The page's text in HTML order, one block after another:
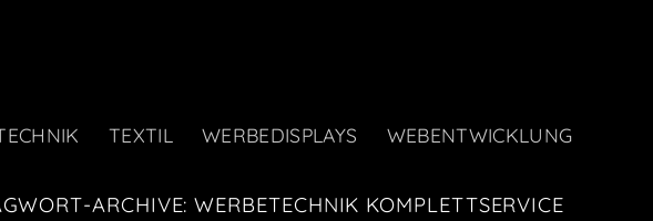
TEXTIL WERBEDISPLAYS WEBENTWICKLUNG
ARCHIVE:WERBETECHNIK KOMPLETTSERVICE